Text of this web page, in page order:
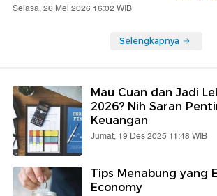
Selasa, 26 Mei 2026 16:02 WIB
Selengkapnya
Mau Cuan dan Jadi
2026? Nih Saran
Keuangan
Jumat, 19 Des 2025 11:48 WIB
Tips Menabung yang
Economy